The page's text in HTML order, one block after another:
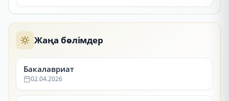
Жаңа бөлімдер
Бакалавриат
02.04.2026